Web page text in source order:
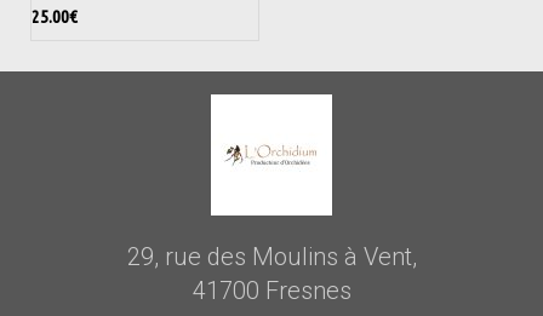
25.00€
29, rue des Moulins à Vent,
41700 Fresnes